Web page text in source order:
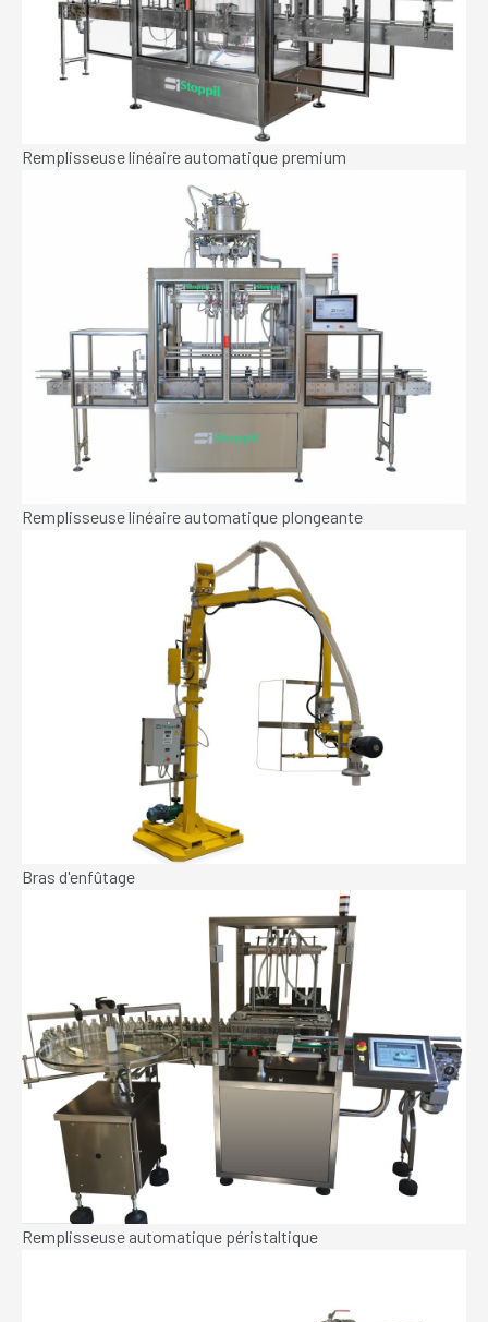
Remplisseuse linéaire automatique premium
Remplisseuse linéaire automatique plongeante
Bras d'enfûtage
Remplisseuse automatique péristaltique